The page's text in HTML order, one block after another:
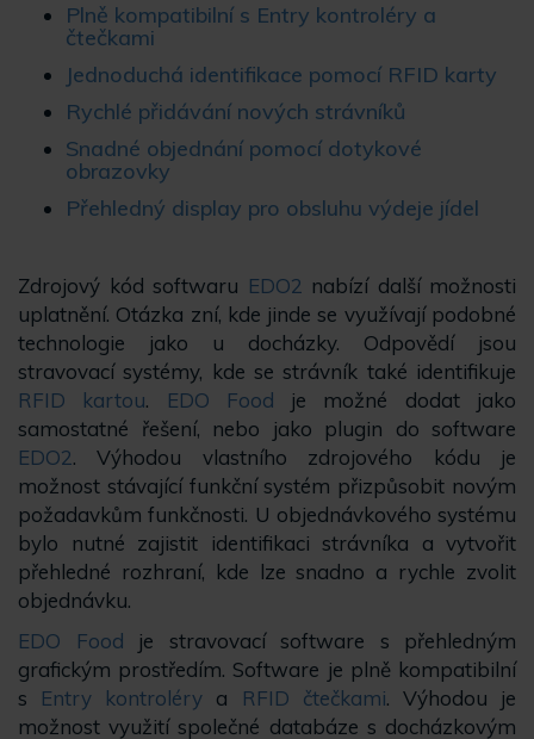
Plně kompatibilní s Entry kontroléry a
čtečkami
Jednoduchá identifikace pomocí RFID karty
Rychlé přidávání nových strávníků
Snadné objednání pomocí dotykové
obrazovky
Přehledný display pro obsluhu výdeje jídel
Zdrojový kód softwaru EDO2 nabízí další možnosti
uplatnění. Otázka zní, kde jinde se využívají podobné
technologie jako u docházky. Odpovědí jsou
stravovací systémy, kde se strávník také identifikuje
RFID kartou. EDO Food je možné dodat jako
samostatné řešení, nebo jako plugin do software
EDO2. Výhodou vlastního zdrojového kódu je
možnost stávající funkční systém přizpůsobit novým
požadavkům funkčnosti. U objednávkového systému
bylo nutné zajistit identifikaci strávníka a vytvořit
přehledné rozhraní, kde lze snadno a rychle zvolit
objednávku.
EDO Food je stravovací software s přehledným
grafickým prostředím. Software je plně kompatibilní
s Entry kontroléry a RFID čtečkami. Výhodou je
možnost využití společné databáze s docházkovým